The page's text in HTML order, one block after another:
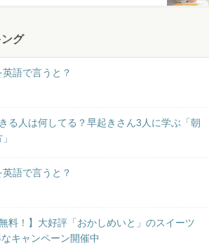
グ
英語で言うと？
る人は何してる？早起きさん3人に学ぶ「朝
英語で言うと？
料！】大好評「おかしめいと」のスイーツ
キャンペーン開催中